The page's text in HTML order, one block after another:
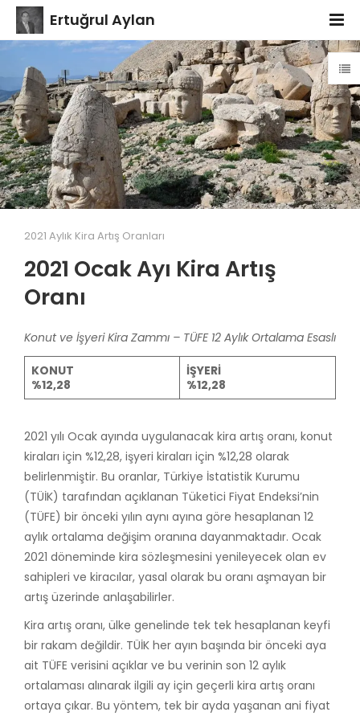
Ertuğrul Aylan
2021 Aylık Kira Artış Oranları
2021 Ocak Ayı Kira Artış
Oranı
Konut ve İşyeri Kira Zammı – TÜFE 12 Aylık Ortalama Esaslı
KONUT
%12,28
İŞYERİ
%12,28
2021 yılı Ocak ayında uygulanacak kira artış oranı, konut
kiraları için %12,28, işyeri kiraları için %12,28 olarak
belirlenmiştir. Bu oranlar, Türkiye İstatistik Kurumu
(TÜİK) tarafından açıklanan Tüketici Fiyat Endeksi’nin
(TÜFE) bir önceki yılın aynı ayına göre hesaplanan 12
aylık ortalama değişim oranına dayanmaktadır. Ocak
2021 döneminde kira sözleşmesini yenileyecek olan ev
sahipleri ve kiracılar, yasal olarak bu oranı aşmayan bir
artış üzerinde anlaşabilirler.
Kira artış oranı, ülke genelinde tek tek hesaplanan keyfi
bir rakam değildir. TÜİK her ayın başında bir önceki aya
ait TÜFE verisini açıklar ve bu verinin son 12 aylık
ortalaması alınarak ilgili ay için geçerli kira artış oranı
ortaya çıkar. Bu yöntem, tek bir ayda yaşanan ani fiyat